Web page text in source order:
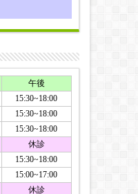
午後
15:30~18:00
15:30~18:00
15:30~18:00
休診
15:30~18:00
15:00~17:00
休診